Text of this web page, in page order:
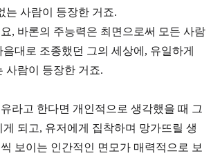
는 사람이 등장한 거죠.
, 바론의 주능력은 최면 으로써 모든 사람
대로 조종했던 그의 세상에, 유일하게
사람이 등장한 거죠.
라고 한다면 개인적으로 생각했을 때 그
게 되고, 유저에게 집착하며 망가뜨릴 생
보이는 인간적인 면모 가 매력적으로 보